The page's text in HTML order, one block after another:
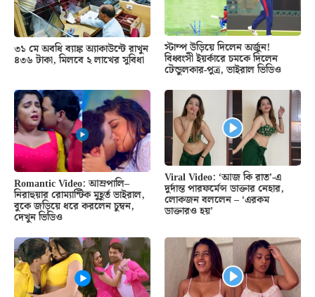
৩১ মে অবধি ব্যাঙ্ক অ্যাকাউন্টে রাখুন
৪৩৬ টাকা, মিলবে ২ লাখের সুবিধা
স্টাম্প উড়িয়ে দিলেন অর্জুন!
বিধ্বংসী ইয়র্কারে চমকে দিলেন
টেন্ডুলকার-পুত্র, ভাইরাল ভিডিও
Romantic Video: আম্রপালি–
নিরাহুয়ার রোম্যান্টিক মুহূর্ত ভাইরাল,
বুকে জড়িয়ে ধরে করলেন চুম্বন,
দেখুন ভিডিও
Viral Video: ‘আজ কি রাত’-এ
দুর্দান্ত পারফর্মেন্স ডাক্তার নেহার,
লোকজন বললেন – ‘এরকম
ডাক্তারও হয়’